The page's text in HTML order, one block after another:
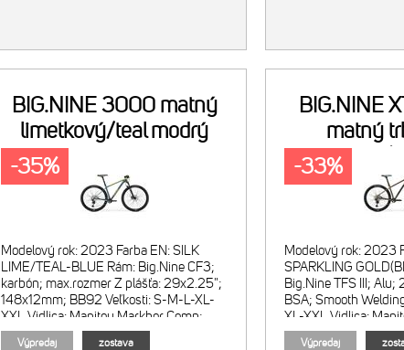
BIG.NINE 3000 matný
limetkový/teal modrý
Modelový rok: 2023 Farba EN: SILK
LIME/TEAL-BLUE Rám: Big.Nine CF3;
karbón; max.rozmer Z plášťa: 29x2.25";
148x12mm; BB92 Veľkosti: S-M-L-XL-
XXL Vidlica: Manitou Markhor Comp;
vzduchová; zdvih
Výpredaj zostava
-35%
BIG.NINE
matný
Modelový rok: 2023
SPARKLING
Big.Nine TFS III;
BSA; Smooth
XL-XXL Vidlica:
vzduchová; zdvih
Výpredaj
-33%